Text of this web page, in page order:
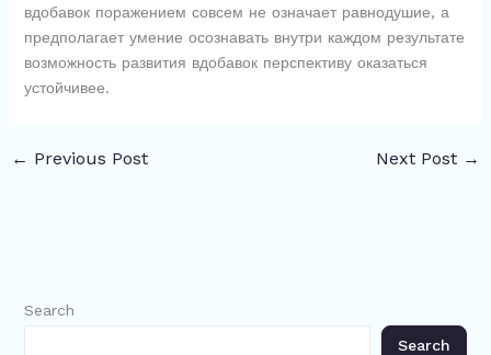
вдобавок поражением совсем не означает равнодушие, а
предполагает умение осознавать внутри каждом результате
возможность развития вдобавок перспективу оказаться
устойчивее.
← Previous Post Next Post →
Search
Search